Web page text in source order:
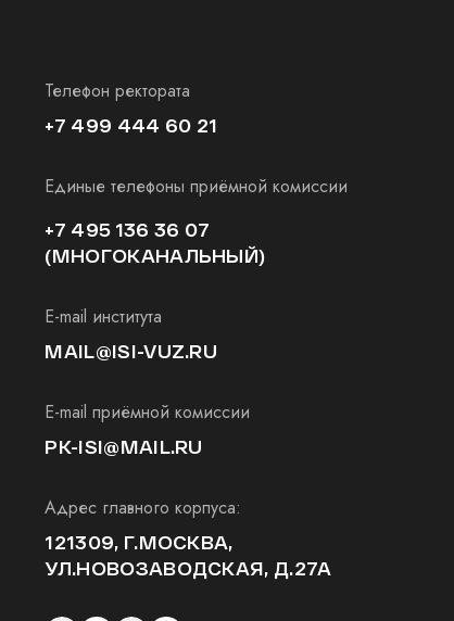
Телефон ректората
+7 499 444 60 21
Единые телефоны приёмной комиссии
+7 495 136 36 07
(МНОГОКАНАЛЬНЫЙ)
E-mail института
MAIL@ISI-VUZ.RU
E-mail приёмной комиссии
PK-ISI@MAIL.RU
Адрес главного корпуса:
121309, Г.МОСКВА,
УЛ.НОВОЗАВОДСКАЯ, Д.27А